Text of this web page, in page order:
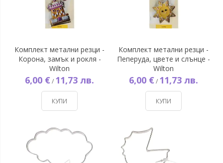
Комплект метални резци -
Корона, замък и рокля -
Wilton
6,00 € / 11,73 лв.
КУПИ
Комплект метални резци -
Пеперуда, цвете и слънце -
Wilton
6,00 € / 11,73 лв.
КУПИ